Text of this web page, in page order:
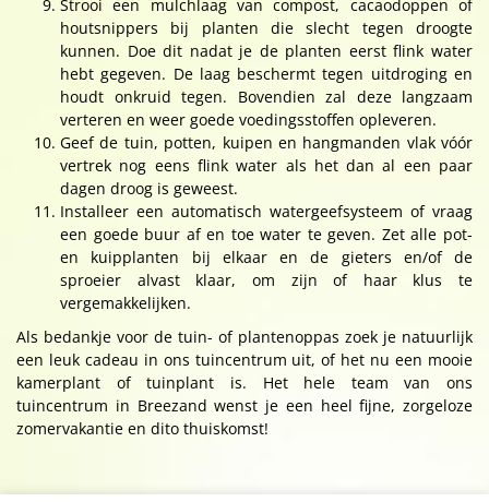
Strooi een mulchlaag van compost, cacaodoppen of
houtsnippers bij planten die slecht tegen droogte
kunnen. Doe dit nadat je de planten eerst flink water
hebt gegeven. De laag beschermt tegen uitdroging en
houdt onkruid tegen. Bovendien zal deze langzaam
verteren en weer goede voedingsstoffen opleveren.
Geef de tuin, potten, kuipen en hangmanden vlak vóór
vertrek nog eens flink water als het dan al een paar
dagen droog is geweest.
Installeer een automatisch watergeefsysteem of vraag
een goede buur af en toe water te geven. Zet alle pot-
en kuipplanten bij elkaar en de gieters en/of de
sproeier alvast klaar, om zijn of haar klus te
vergemakkelijken.
Als bedankje voor de tuin- of plantenoppas zoek je natuurlijk
een leuk cadeau in ons tuincentrum uit, of het nu een mooie
kamerplant of tuinplant is. Het hele team van ons
tuincentrum in Breezand wenst je een heel fijne, zorgeloze
zomervakantie en dito thuiskomst!